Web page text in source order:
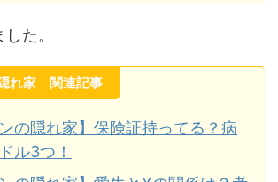
た。
れ家 関連記事
ンの隠れ家】保険証持ってる？病
ル3つ！